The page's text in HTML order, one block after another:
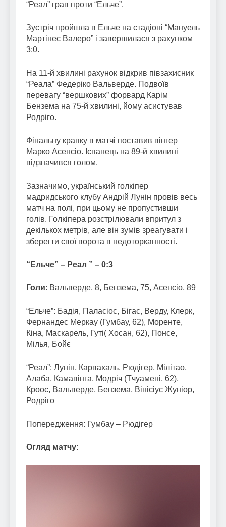
“Реал” грав проти “Ельче”.
Зустріч пройшла в Ельче на стадіоні “Мануель
Мартінес Валеро” і завершилася з рахунком
3:0.
На 11-й хвилині рахунок відкрив півзахисник
“Реала” Федеріко Вальверде. Подвоїв
перевагу “вершкових” форвард Карім
Бензема на 75-й хвилині, йому асистував
Родріго.
Фінальну крапку в матчі поставив вінгер
Марко Асенсіо. Іспанець на 89-й хвилині
відзначився голом.
Зазначимо, український голкіпер
мадридського клубу Андрій Лунін провів весь
матч на полі, при цьому не пропустивши
голів. Голкіпера розстрілювали впритул з
декількох метрів, але він зумів зреагувати і
зберегти свої ворота в недоторканності.
“Ельче” – Реал ” – 0:3
Голи: Вальверде, 8, Бензема, 75, Асенсіо, 89
“Ельче”: Бадія, Паласіос, Бігас, Верду, Клерк,
Фернандес Меркау (Гумбау, 62), Моренте,
Кіна, Маскарель, Гуті( Хосан, 62), Понсе,
Мілья, Бойє
“Реал”: Лунін, Карвахаль, Рюдігер, Мілітао,
Алаба, Камавінга, Модріч (Тчуамені, 62),
Кроос, Вальверде, Бензема, Вінісіус Жуніор,
Родріго
Попередження: Гумбау – Рюдігер
Огляд матчу: